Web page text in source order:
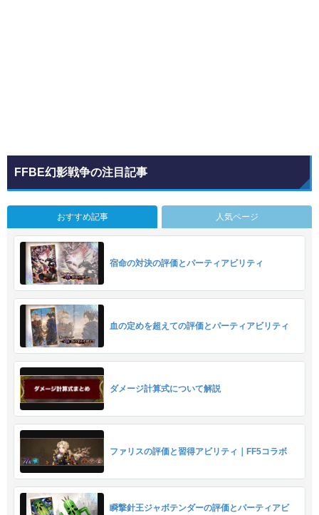
FFBE幻影戦争の注目記事
おすすめ記事 人気ページ
宿命の対決の評価とパーティアビリティ
血の定めを超えての評価とパーティアビリティ
ダメージ計算式について解説
ファリスの評価と習得アビリティ｜FF5コラボ
瞬撃針王ジャボテンダーの評価とパーティアビ